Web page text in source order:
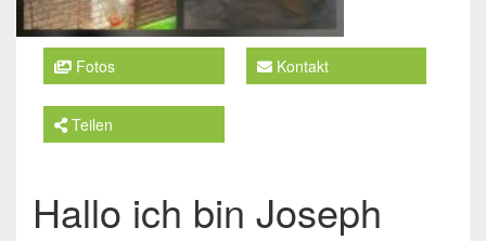
Fotos Kontakt
Teilen
Hallo ich bin Joseph